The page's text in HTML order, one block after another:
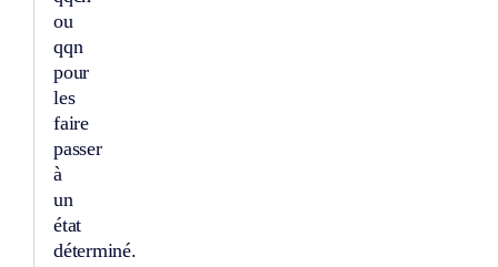
ou
qqn
pour
les
faire
passer
à
un
état
déterminé.